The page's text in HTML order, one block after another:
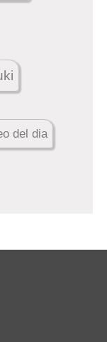
del dia